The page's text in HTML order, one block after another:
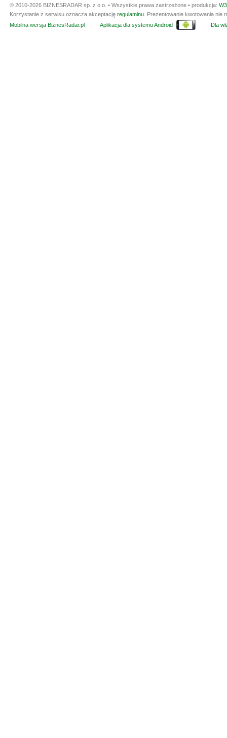
© 2010-2026 BIZNESRADAR sp. z o.o. • Wszystkie prawa zastrzeżone • produkcja:
Korzystanie z serwisu oznacza akceptację regulaminu . Prezentowanie kwotowania
Mobilna wersja BiznesRadar.pl
Aplikacja dla systemu Android Dla